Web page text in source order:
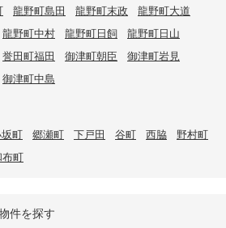
龍野町島田 龍野町末政
龍野町大道
龍野町中村 龍野町日飼
龍野町日山
誉田町福田 御津町朝臣
御津町岩見
御津町中島
町 郷瀬町 下戸田 谷町 西脇
野村町
布町
件を探す